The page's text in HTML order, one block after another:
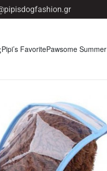
Pipi’s FavoritePawsome Summer